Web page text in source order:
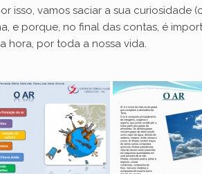
isso, vamos saciar a sua
e porque, no final das contas, é
hora, por toda a nossa vida.